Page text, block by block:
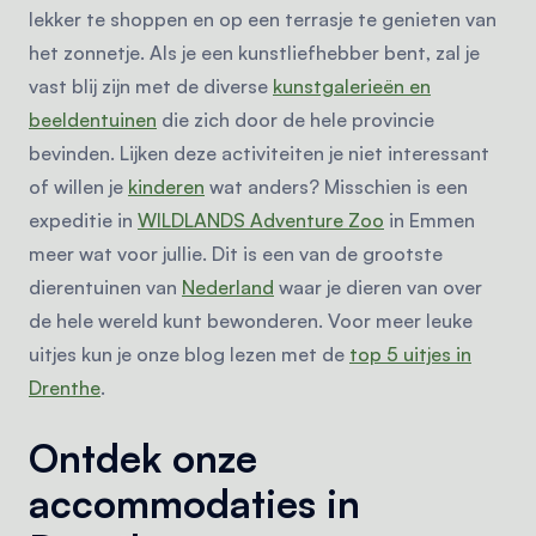
lekker te shoppen en op een terrasje te genieten van
het zonnetje. Als je een kunstliefhebber bent, zal je
vast blij zijn met de diverse kunstgalerieën en
beeldentuinen die zich door de hele provincie
bevinden. Lijken deze activiteiten je niet interessant
of willen je kinderen wat anders? Misschien is een
expeditie in WILDLANDS Adventure Zoo in Emmen
meer wat voor jullie. Dit is een van de grootste
dierentuinen van Nederland waar je dieren van over
de hele wereld kunt bewonderen. Voor meer leuke
uitjes kun je onze blog lezen met de top 5 uitjes in
Drenthe.
Ontdek onze
accommodaties in